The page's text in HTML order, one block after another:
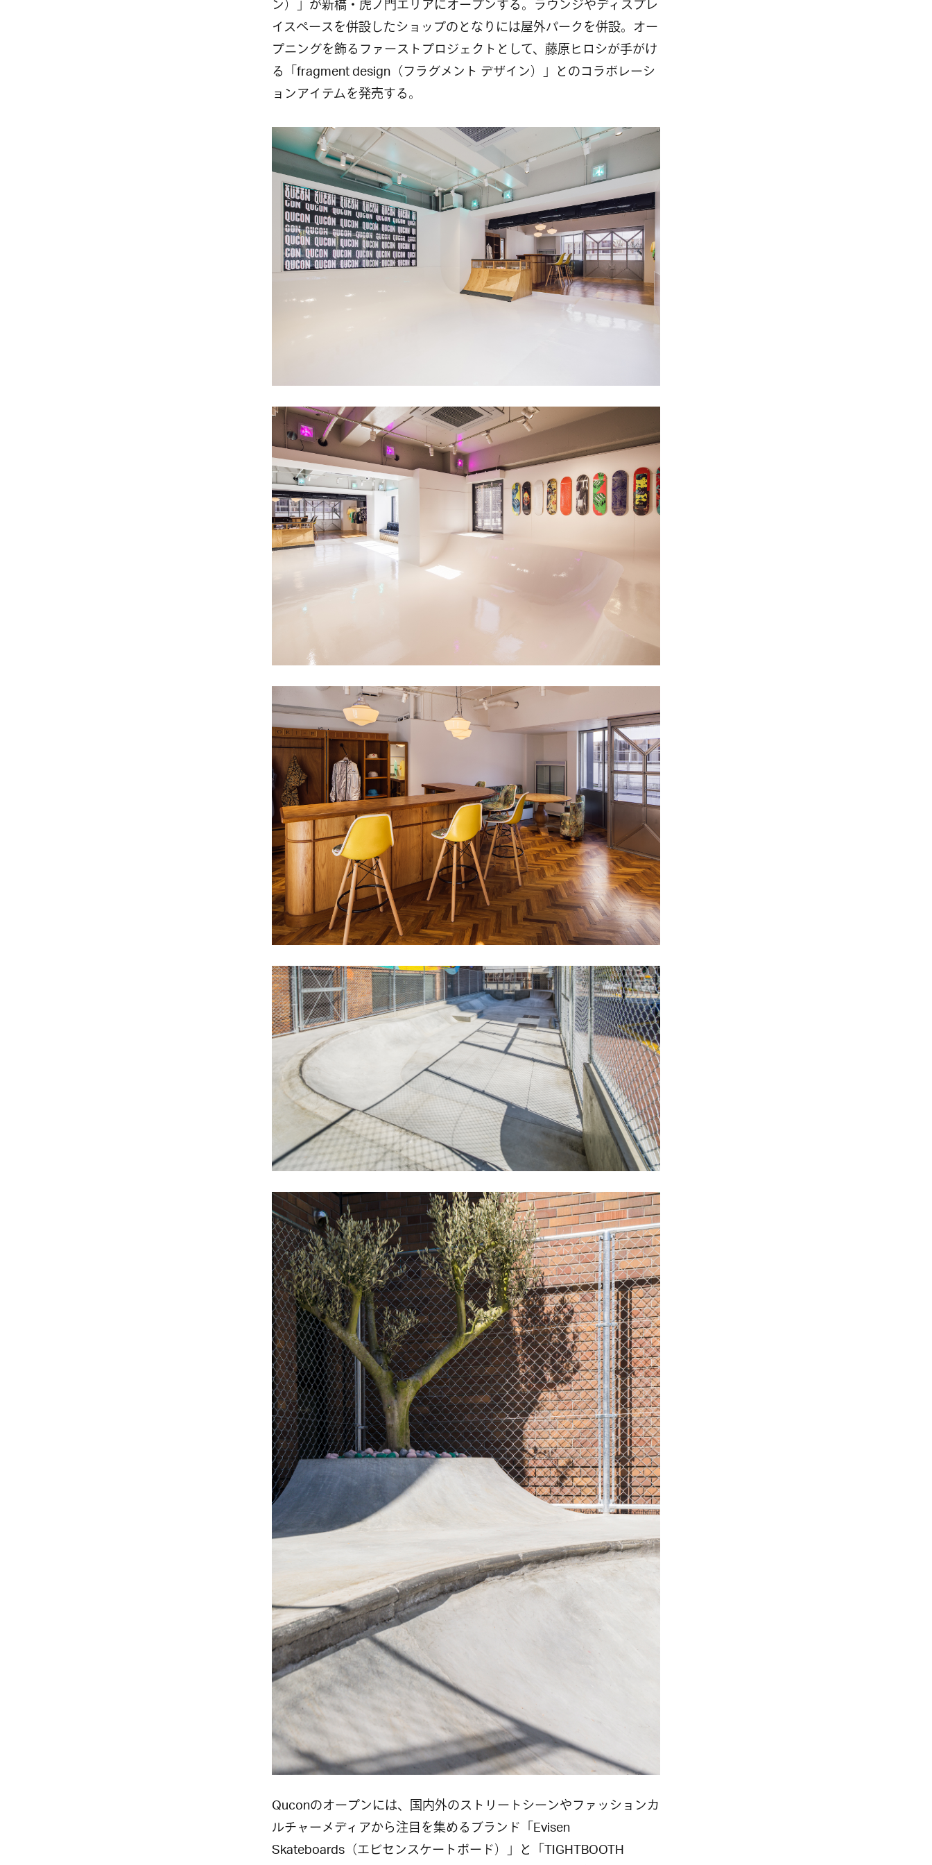
ン）」が新橋・虎ノ門エリアにオープンする。ラウンジやディスプレ
イスペースを併設したショップのとなりには屋外パークを併設。オー
プニングを飾るファーストプロジェクトとして、藤原ヒロシが手がけ
る「fragment design（フラグメント デザイン）」とのコラボレーシ
ョンアイテムを発売する。
Quconのオープンには、国内外のストリートシーンやファッションカ
ルチャーメディアから注目を集めるブランド「Evisen
Skateboards（エビセンスケートボード）」と「TIGHTBOOTH